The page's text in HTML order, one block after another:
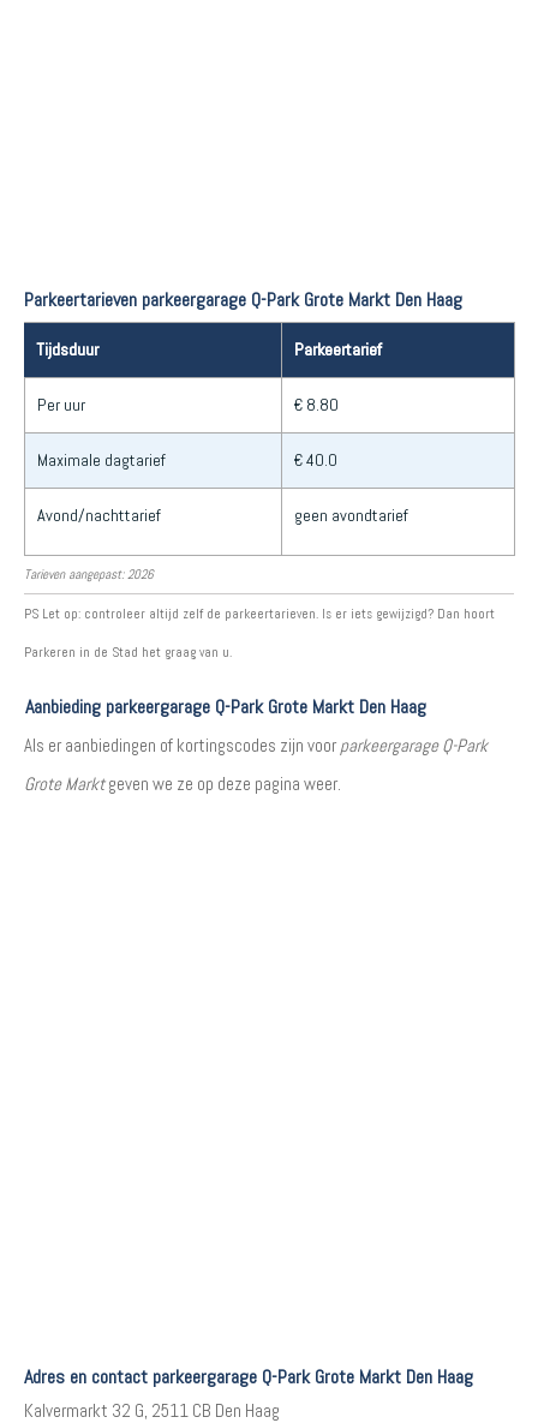
Parkeertarieven parkeergarage Q-Park Grote Markt Den Haag
Tijdsduur Parkeertarief
Per uur € 8.80
Maximale dagtarief € 40.0
Avond/nachttarief geen avondtarief
Tarieven aangepast: 2026
PS Let op: controleer altijd zelf de parkeertarieven. Is er iets gewijzigd? Dan hoort
Parkeren in de Stad het graag van u.
Aanbieding parkeergarage Q-Park Grote Markt Den Haag
Als er aanbiedingen of kortingscodes zijn voor parkeergarage Q-Park
Grote Marktgeven we ze op deze pagina weer.
Adres en contact parkeergarage Q-Park Grote Markt Den Haag
Kalvermarkt 32 G, 2511 CB Den Haag